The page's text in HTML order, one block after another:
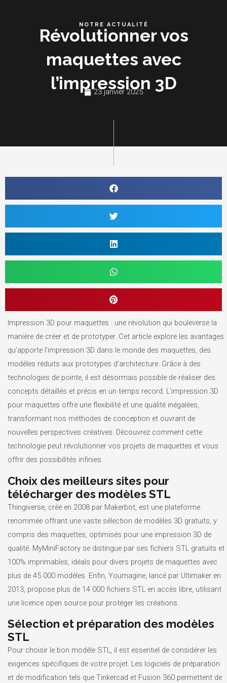
NOTRE ACTUALITÉ
Révolutionner vos
maquettes avec
l’impression 3D
23 janvier 2025
Impression 3D pour maquettes : une révolution qui bouleverse la
manière de créer et de prototyper. Cet article explore les avantages
qu’apporte l’impression 3D dans le monde des maquettes, des
modèles réduits aux prototypes d’architecture. Grâce à des
technologies de pointe, il est désormais possible de réaliser des
concepts détaillés et précis en un temps record. L’impression 3D
pour maquettes offre une flexibilité et une qualité inégalées,
transformant nos méthodes de conception et ouvrant de
nouvelles perspectives créatives. Découvrez comment cette
technologie peut révolutionner vos projets de maquettes et vous
offrir des possibilités infinies.
Choix des meilleurs sites pour
télécharger des modèles STL
Thingiverse, créé en 2008 par Makerbot, est une plateforme
renommée offrant une vaste sélection de modèles 3D gratuits, y
compris des maquettes, optimisés pour une impression 3D de
qualité. MyMiniFactory se distingue par ses fichiers STL gratuits et
100% imprimables, idéals pour divers projets de maquettes avec
plus de 45 000 modèles. Enfin, Youmagine, lancé par Ultimaker en
2013, propose plus de 14 000 fichiers STL en accès libre, utilisant
une licence open source pour protéger les créations.
Sélection et préparation des modèles
STL
Pour choisir le bon modèle STL, il est essentiel de considérer les
exigences spécifiques de votre projet. Les logiciels de préparation
et de modification tels que Tinkercad et Fusion 360 permettent de